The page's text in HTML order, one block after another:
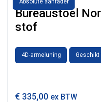
Absolute aanrader
Bureaustoel
stof
4D-armeluning Geschikt
€ 335,00 ex BTW